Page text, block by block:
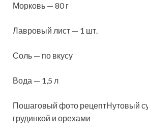
Морковь — 80 г
Лавровый лист — 1 шт.
Соль — по вкусу
Вода — 1,5 л
Пошаговый фото рецептНутовый
грудинкой и орехами